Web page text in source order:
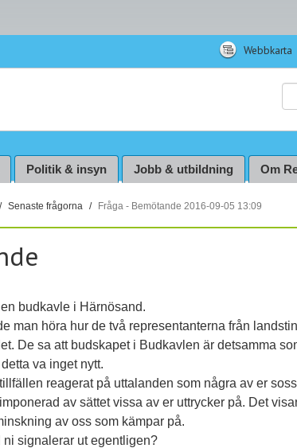
Webbkarta
Politik & insyn Jobb & utbildning Om
Senaste frågorna Fråga - Bemötande 2016-09-05 13:09
budkavle i Härnösand.
man höra hur de två representanterna från
De sa att budskapet i Budkavlen är detsamma
va inget nytt.
reagerat på uttalanden som några av er
av sättet vissa av er uttrycker på. Det
av oss som kämpar på.
ni signalerar ut egentligen?